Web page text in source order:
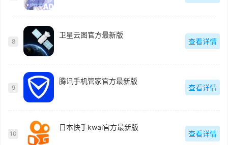
8
卫星云图官方最新版
查看详情
9
腾讯手机管家官方最新版
查看详情
10
日本快手kwai官方最新版
查看详情